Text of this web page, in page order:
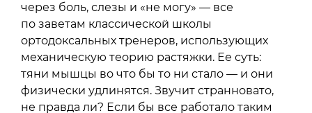
через боль, слезы и «не могу» — все
по заветам классической школы
ортодоксальных тренеров, использующих
механическую теорию растяжки. Ее суть:
тяни мышцы во что бы то ни стало — и они
физически удлинятся. Звучит странновато,
не правда ли? Если бы все работало таким